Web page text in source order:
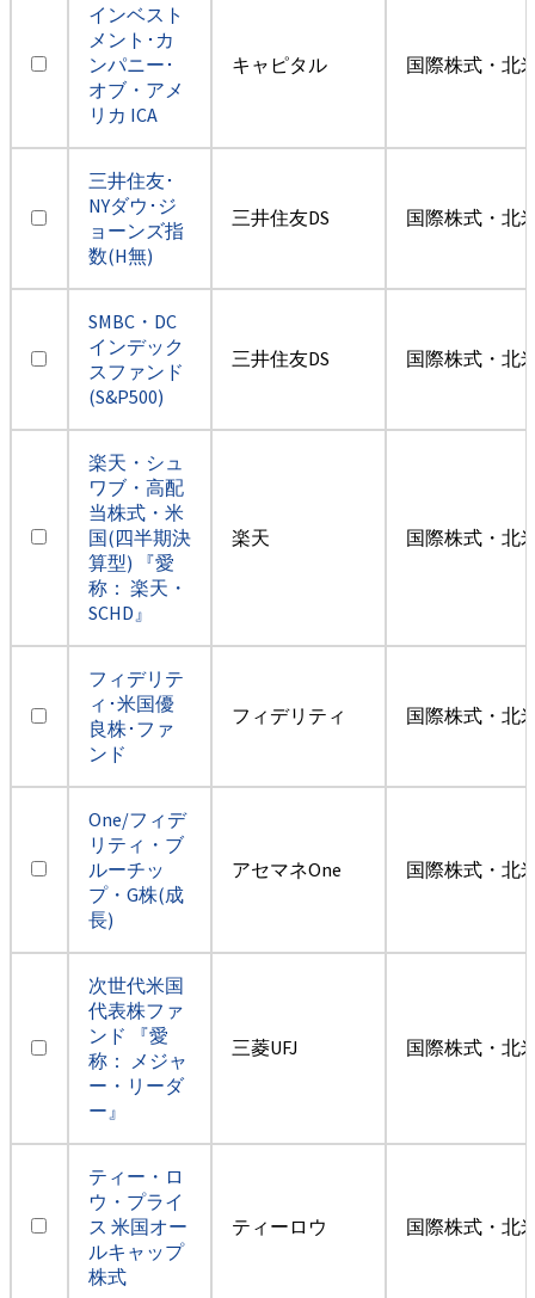
インベスト
メント･カ
ンパニー･
オブ・アメ
リカ ICA
キャピタル 国際株式・北
三井住友･
NYダウ･ジ
ョーンズ指
数(H無)
三井住友DS 国際株式・北
SMBC・DC
インデック
スファンド
(S&P500)
三井住友DS 国際株式・北
楽天・シュ
ワブ・高配
当株式・米
国(四半期決
算型) 『愛
称： 楽天・
SCHD』
楽天 国際株式・北
フィデリテ
ィ･米国優
良株･ファ
ンド
フィデリティ 国際株式・北
One/フィデ
リティ・ブ
ルーチッ
プ・G株(成
長)
アセマネOne 国際株式・北
次世代米国
代表株ファ
ンド 『愛
称： メジャ
ー・リーダ
ー』
三菱UFJ 国際株式・北
ティー・ロ
ウ・プライ
ス 米国オー
ルキャップ
株式
ティーロウ 国際株式・北